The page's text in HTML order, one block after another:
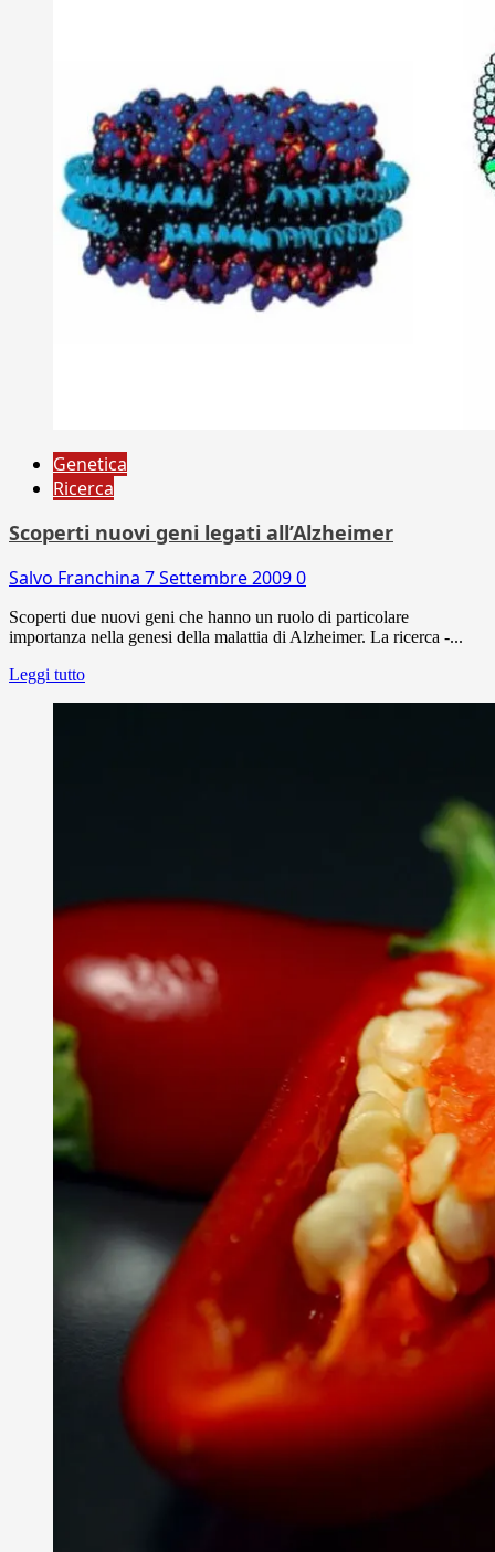
Genetica
Ricerca
Scoperti nuovi geni legati all’Alzheimer
Salvo Franchina 7 Settembre 20090
Scoperti due nuovi geni che hanno un ruolo di particolare
importanza nella genesi della malattia di Alzheimer. La ricerca -...
Leggi tutto